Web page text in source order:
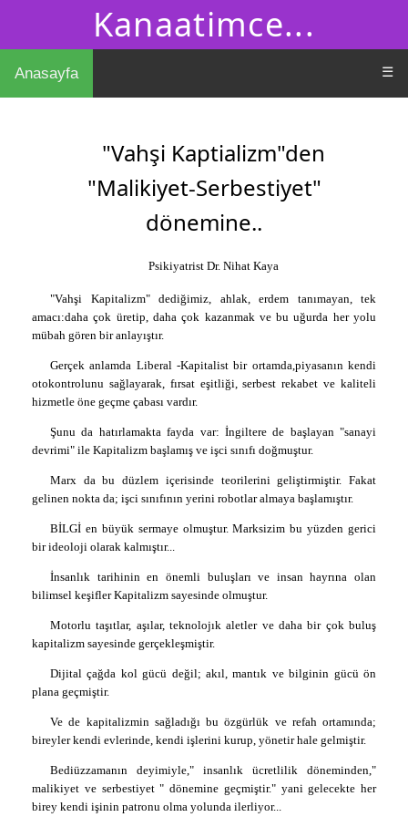
Kanaatimce...
Anasayfa ☰
"Vahşi Kaptializm"den
"Malikiyet-Serbestiyet"
dönemine..
Psikiyatrist Dr. Nihat Kaya
"Vahşi Kapitalizm" dediğimiz, ahlak, erdem tanımayan, tek
amacı:daha çok üretip, daha çok kazanmak ve bu uğurda her yolu
mübah gören bir anlayıştır.
Gerçek anlamda Liberal -Kapitalist bir ortamda,piyasanın kendi
otokontrolunu sağlayarak, fırsat eşitliği, serbest rekabet ve kaliteli
hizmetle öne geçme çabası vardır.
Şunu da hatırlamakta fayda var: İngiltere de başlayan "sanayi
devrimi" ile Kapitalizm başlamış ve işci sınıfı doğmuştur.
Marx da bu düzlem içerisinde teorilerini geliştirmiştir. Fakat
gelinen nokta da; işci sınıfının yerini robotlar almaya başlamıştır.
BİLGİ en büyük sermaye olmuştur. Marksizim bu yüzden gerici
bir ideoloji olarak kalmıştır...
İnsanlık tarihinin en önemli buluşları ve insan hayrına olan
bilimsel keşifler Kapitalizm sayesinde olmuştur.
Motorlu taşıtlar, aşılar, teknolojık aletler ve daha bir çok buluş
kapitalizm sayesinde gerçekleşmiştir.
Dijital çağda kol gücü değil; akıl, mantık ve bilginin gücü ön
plana geçmiştir.
Ve de kapitalizmin sağladığı bu özgürlük ve refah ortamında;
bireyler kendi evlerinde, kendi işlerini kurup, yönetir hale gelmiştir.
Bediüzzamanın deyimiyle," insanlık ücretlilik döneminden,"
malikiyet ve serbestiyet " dönemine geçmiştir." yani gelecekte her
birey kendi işinin patronu olma yolunda ilerliyor...